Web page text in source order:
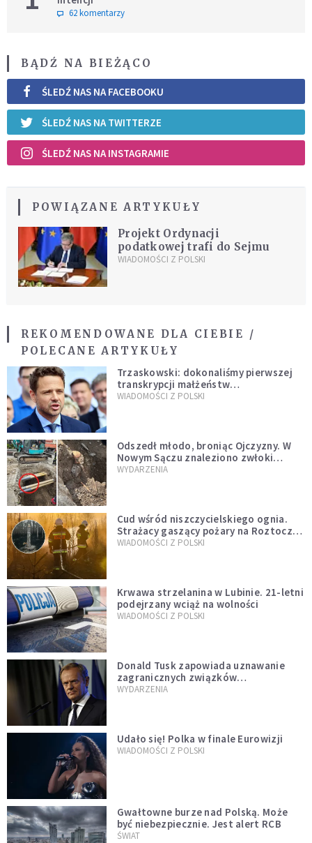
62 komentarzy
BĄDŹ NA BIEŻĄCO
ŚLEDŹ NAS NA FACEBOOKU
ŚLEDŹ NAS NA TWITTERZE
ŚLEDŹ NAS NA INSTAGRAMIE
POWIĄZANE ARTYKUŁY
Projekt Ordynacji
podatkowej trafi do Sejmu
WIADOMOŚCI Z POLSKI
REKOMENDOWANE DLA CIEBIE /
POLECANE ARTYKUŁY
Trzaskowski: dokonaliśmy pierwszej
transkrypcji małżeństw
jednopłciowych. “Tak jak
WIADOMOŚCI Z POLSKI
Odszedł młodo, broniąc Ojczyzny. W
Nowym Sączu znaleziono zwłoki
mężczyzny z czasów potopu
WYDARZENIA
Cud wśród niszczycielskiego ognia.
Strażacy gaszący pożary na Roztoczu
opublikowali niezwykłe zdjęcie
WIADOMOŚCI Z POLSKI
Krwawa strzelanina w Lubinie. 21-letni
podejrzany wciąż na wolności
WIADOMOŚCI Z POLSKI
Donald Tusk zapowiada uznawanie
zagranicznych związków
jednopłciowych. "Państwo oblało ten
WYDARZENIA
Udało się! Polka w finale Eurowizji
WIADOMOŚCI Z POLSKI
Gwałtowne burze nad Polską. Może
być niebezpiecznie. Jest alert RCB
ŚWIAT